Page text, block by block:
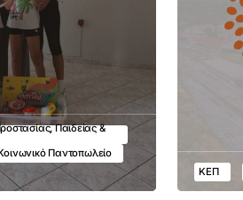
Παιδείας &
Παντοπωλείο
ΚΕΠ